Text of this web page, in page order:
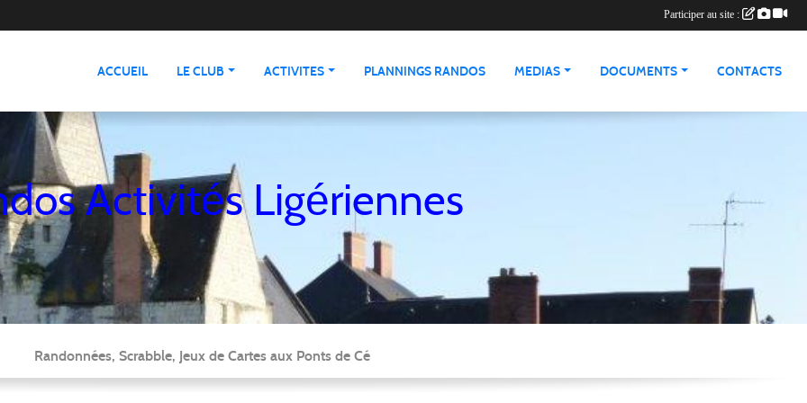
ACCUEIL LE CLUB ACTIVITES PLANNINGS RANDOS MEDIAS DOCUMENTS CONTACTS
Activités Ligériennes
Randonnées, Scrabble, Jeux de Cartes aux Ponts de Cé
Participer au site :